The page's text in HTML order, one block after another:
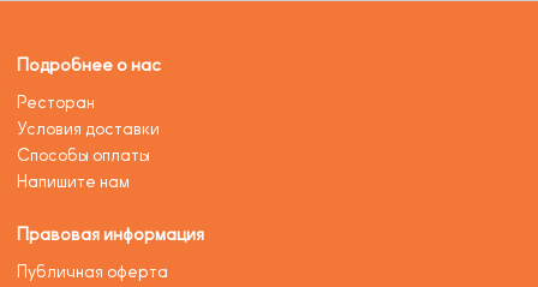
Подробнее о нас
Ресторан
Условия доставки
Способы оплаты
Напишите нам
Правовая информация
Публичная оферта